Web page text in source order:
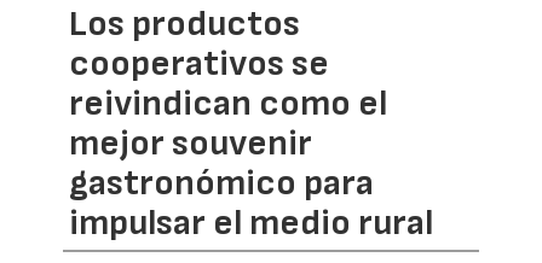
Los productos
cooperativos se
reivindican como el
mejor souvenir
gastronómico para
impulsar el medio rural